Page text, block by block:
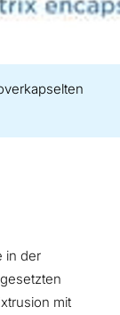
in der
mit